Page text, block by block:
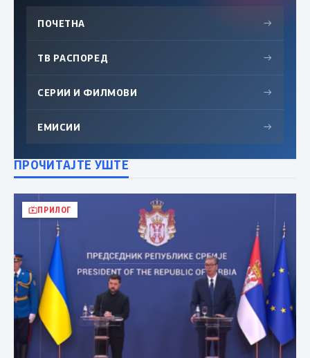
ПОЧЕТНА →
ТВ РАСПОРЕД →
СЕРИИ И ФИЛМОВИ →
ЕМИСИИ →
ПРОЧИТАЈТЕ УШТЕ
ПРИЛОГ